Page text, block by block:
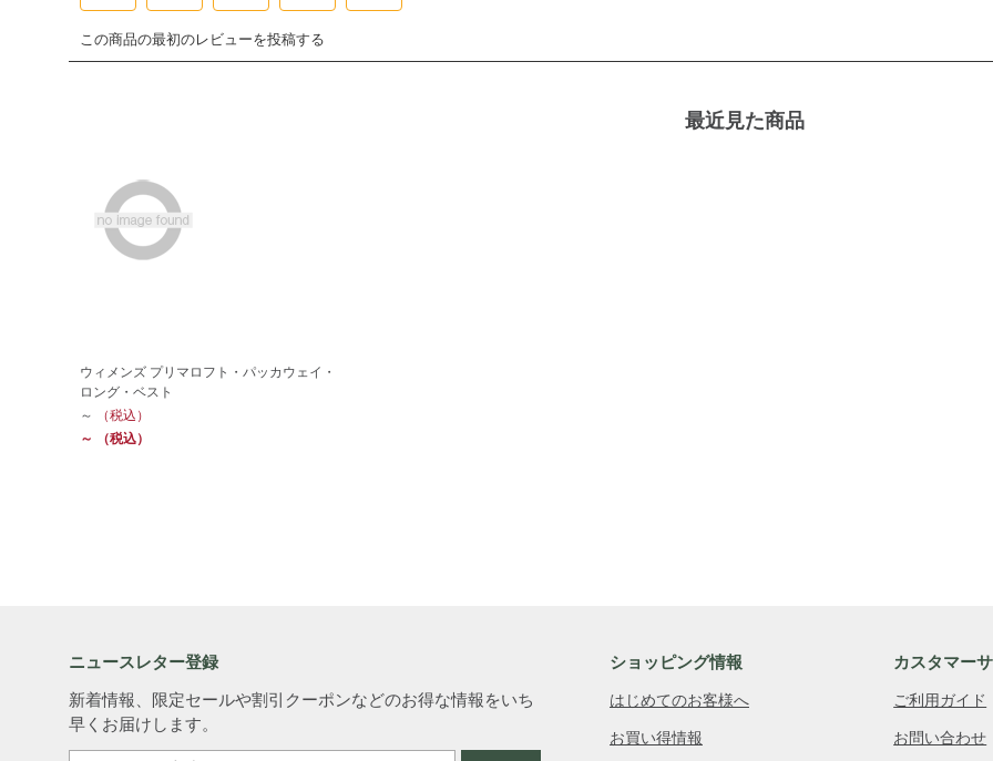
最近見た商品
ウィメンズ プリマロフト・パッカウェイ・
ロング・ベスト
～
（税込）
～
（税込）
ニュースレター登録
新着情報、限定セールや割引クーポンなどのお得な情報をいち
早くお届けします。
ショッピング情報
はじめてのお客様へ
お買い得情報
カスタマー
ご利用ガイド
お問い合わせ